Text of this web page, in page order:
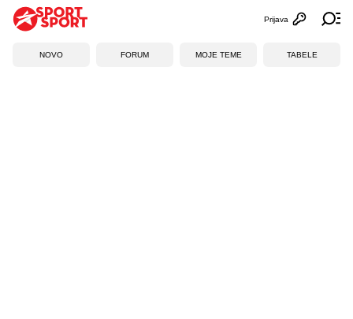
Otvori
Prijava
NOVO FORUM MOJE TEME TABELE